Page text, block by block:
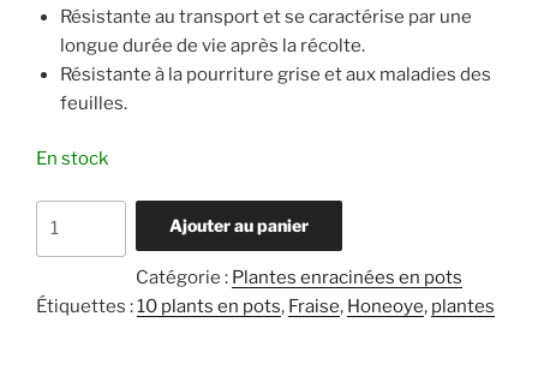
Résistante au transport et se caractérise par une
longue durée de vie après la récolte.
Résistante à la pourriture grise et aux maladies des
feuilles.
En stock
Honeoye
Ajouter au panier
Catégorie : Plantes enracinées en pots
Étiquettes :10 plants en pots, Fraise, Honeoye, plantes